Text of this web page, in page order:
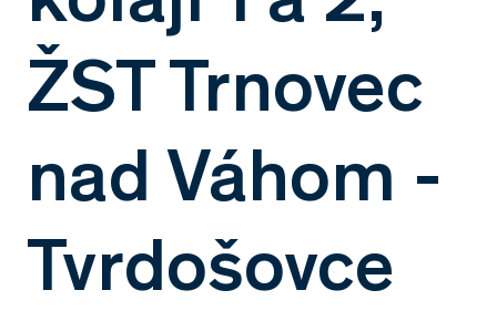
ŽST Trnovec
nad Váhom -
Tvrdošovce